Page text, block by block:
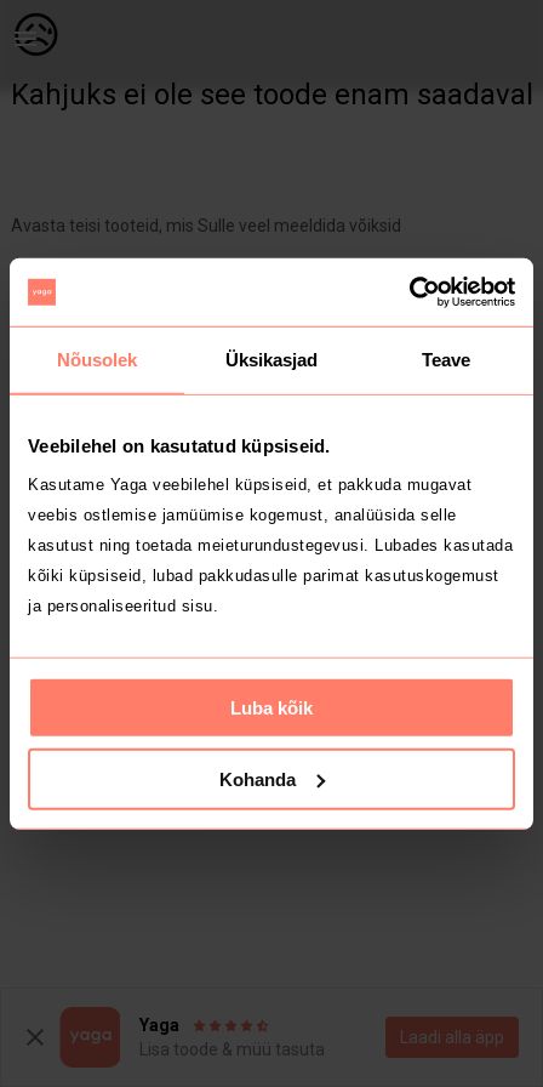
Nõusolek Üksikasjad Teave
Veebilehel on kasutatud küpsiseid.
Kasutame Yaga veebilehel küpsiseid, et pakkuda mugavat
veebis ostlemise jamüümise kogemust, analüüsida selle
kasutust ning toetada meieturundustegevusi. Lubades kasutada
kõiki küpsiseid, lubad pakkudasulle parimat kasutuskogemust
ja personaliseeritud sisu.
Luba kõik
Kohanda
😥
Kahjuks ei ole see toode enam saadaval
Avasta teisi tooteid, mis Sulle veel meeldida võiksid
Yaga
Lisa toode & müü tasuta
Laadi alla äpp